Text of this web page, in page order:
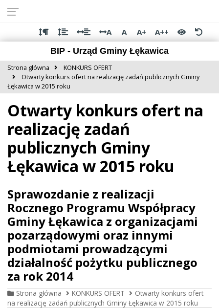
dostępności
głównej
treści
menu
stopki
A A A+
A++
BIP - Urząd Gminy Łękawica
Strona główna
KONKURS OFERT
Otwarty konkurs ofert na realizację zadań publicznych Gminy
Łękawica w 2015 roku
Otwarty konkurs ofert na
realizację zadań
publicznych Gminy
Łękawica w 2015 roku
Sprawozdanie z realizacji
Rocznego Programu Współpracy
Gminy Łękawica z organizacjami
pozarządowymi oraz innymi
podmiotami prowadzącymi
działalność pożytku publicznego
za rok 2014
Strona główna KONKURS OFERT
Otwarty konkurs ofert
na realizację zadań publicznych Gminy Łękawica w 2015 roku